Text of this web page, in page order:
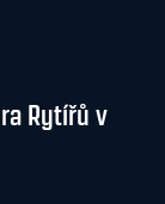
Rytířů v